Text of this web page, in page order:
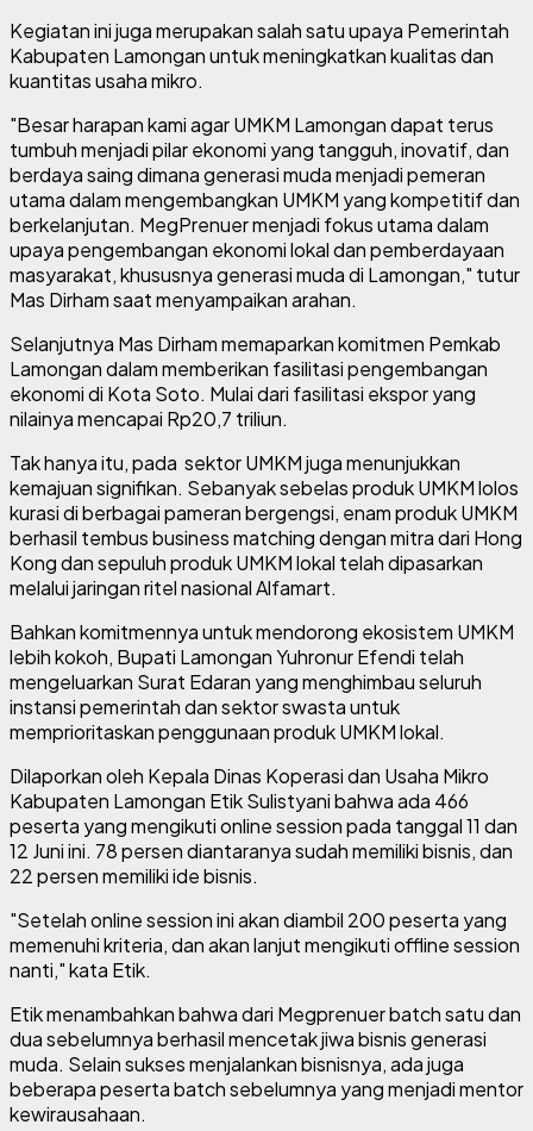
Kegiatan ini juga merupakan salah satu upaya Pemerintah
Kabupaten Lamongan untuk meningkatkan kualitas dan
kuantitas usaha mikro.
"Besar harapan kami agar UMKM Lamongan dapat terus
tumbuh menjadi pilar ekonomi yang tangguh, inovatif, dan
berdaya saing dimana generasi muda menjadi pemeran
utama dalam mengembangkan UMKM yang kompetitif dan
berkelanjutan. MegPrenuer menjadi fokus utama dalam
upaya pengembangan ekonomi lokal dan pemberdayaan
masyarakat, khususnya generasi muda di Lamongan," tutur
Mas Dirham saat menyampaikan arahan.
Selanjutnya Mas Dirham memaparkan komitmen Pemkab
Lamongan dalam memberikan fasilitasi pengembangan
ekonomi di Kota Soto. Mulai dari fasilitasi ekspor yang
nilainya mencapai Rp20,7 triliun.
Tak hanya itu, pada sektor UMKM juga menunjukkan
kemajuan signifikan. Sebanyak sebelas produk UMKM lolos
kurasi di berbagai pameran bergengsi, enam produk UMKM
berhasil tembus business matching dengan mitra dari Hong
Kong dan sepuluh produk UMKM lokal telah dipasarkan
melalui jaringan ritel nasional Alfamart.
Bahkan komitmennya untuk mendorong ekosistem UMKM
lebih kokoh, Bupati Lamongan Yuhronur Efendi telah
mengeluarkan Surat Edaran yang menghimbau seluruh
instansi pemerintah dan sektor swasta untuk
memprioritaskan penggunaan produk UMKM lokal.
Dilaporkan oleh Kepala Dinas Koperasi dan Usaha Mikro
Kabupaten Lamongan Etik Sulistyani bahwa ada 466
peserta yang mengikuti online session pada tanggal 11 dan
12 Juni ini. 78 persen diantaranya sudah memiliki bisnis, dan
22 persen memiliki ide bisnis.
"Setelah online session ini akan diambil 200 peserta yang
memenuhi kriteria, dan akan lanjut mengikuti offline session
nanti," kata Etik.
Etik menambahkan bahwa dari Megprenuer batch satu dan
dua sebelumnya berhasil mencetak jiwa bisnis generasi
muda. Selain sukses menjalankan bisnisnya, ada juga
beberapa peserta batch sebelumnya yang menjadi mentor
kewirausahaan.